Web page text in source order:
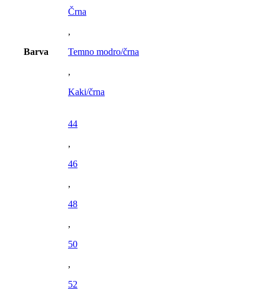
Barva
Črna
,
Temno modro/črna
,
Kaki/črna
44
,
46
,
48
,
50
,
52